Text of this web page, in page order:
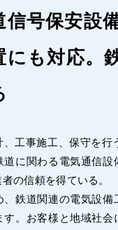
信号保安設
にも対応。
工事施工、保守を行
道に関わる電気通信
の信頼を得ている。
鉄道関連の電気設備
。お客様と地域社会